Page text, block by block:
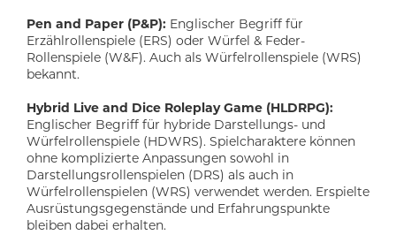
Pen and Paper (P&P): Englischer Begriff für
Erzählrollenspiele (ERS) oder Würfel & Feder-
Rollenspiele (W&F). Auch als Würfelrollenspiele (WRS)
bekannt.
Hybrid Live and Dice Roleplay Game (HLDRPG):
Englischer Begriff für hybride Darstellungs- und
Würfelrollenspiele (HDWRS). Spielcharaktere können
ohne komplizierte Anpassungen sowohl in
Darstellungsrollenspielen (DRS) als auch in
Würfelrollenspielen (WRS) verwendet werden. Erspielte
Ausrüstungsgegenstände und Erfahrungspunkte
bleiben dabei erhalten.